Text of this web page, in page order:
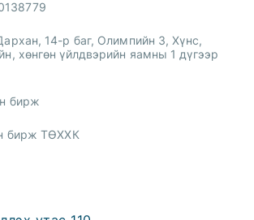
14-р баг, Олимпийн 3, Хүнс,
хөнгөн үйлдвэрийн яамны 1 дүгээр
бирж
бирж ТӨХХК